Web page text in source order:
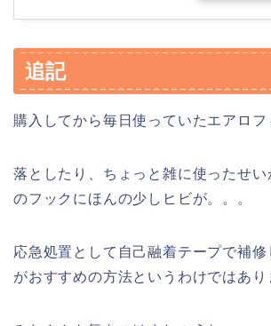
追記
購入してから毎日使っていたエアロフ
落としたり、ちょっと雑に使ったせい
のフックにほんの少しヒビが。。。
応急処置として自己融着テープで補
がおすすめの方法というわけではあり